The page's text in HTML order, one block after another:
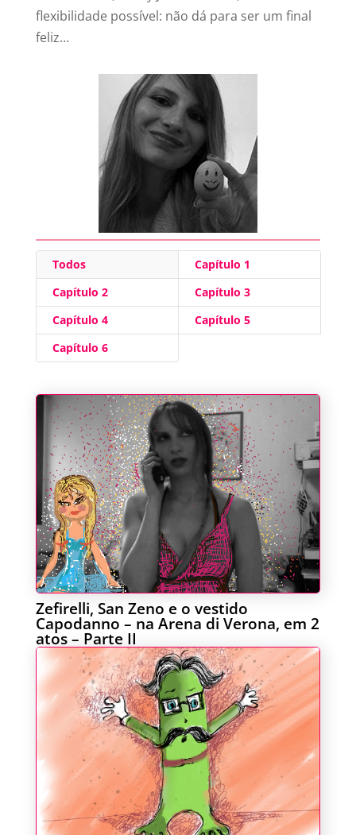
flexibilidade possível: não dá para ser um final
feliz…
Todos
Capítulo 1
Capítulo 2
Capítulo 3
Capítulo 4
Capítulo 5
Capítulo 6
Zefirelli, San Zeno e o vestido
Capodanno – na Arena di Verona, em 2
atos – Parte II